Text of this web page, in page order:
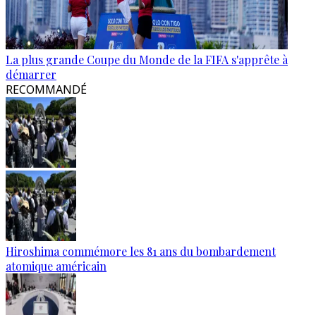
La plus grande Coupe du Monde de la FIFA s'apprête à
démarrer
RECOMMANDÉ
Hiroshima commémore les 81 ans du bombardement
atomique américain